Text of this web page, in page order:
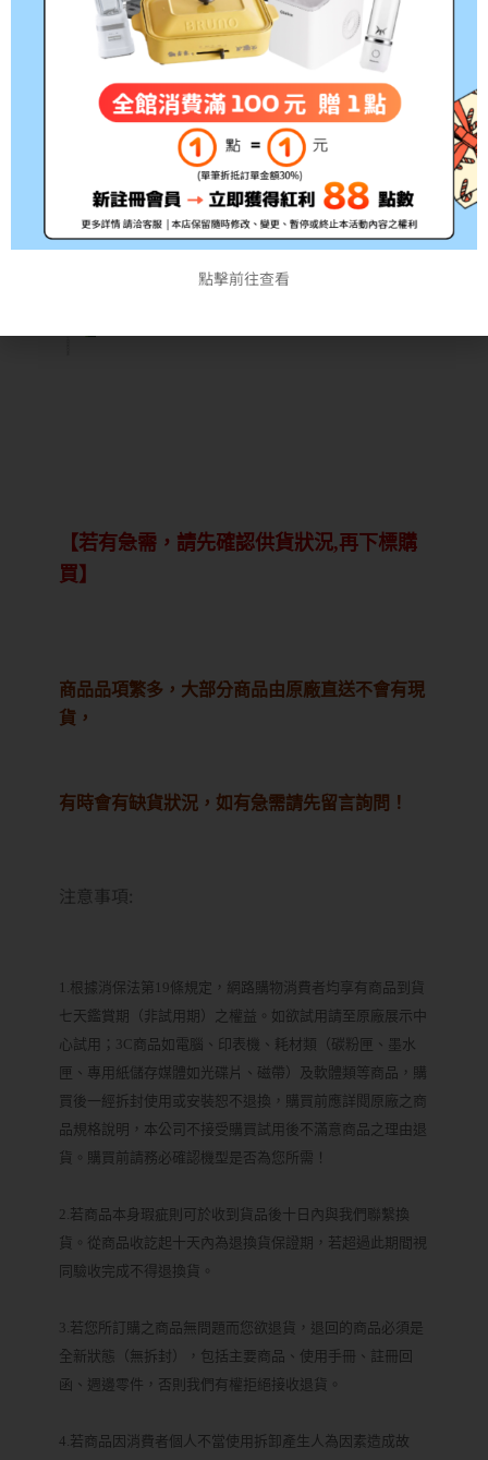
【若有急需，請先確認供貨狀況,再下標購
買】
商品品項繁多，大部分商品由原廠直送不會有現
貨，
有時會有缺貨狀況，如有急需請先留言詢問！
注意事項:
1.根據消保法第19條規定，網路購物消費者均享有商品到貨
七天鑑賞期（非試用期）之權益。如欲試用請至原廠展示中
心試用；3C商品如電腦、印表機、耗材類（碳粉匣、墨水
匣、專用紙儲存媒體如光碟片、磁帶）及軟體類等商品，購
買後一經拆封使用或安裝恕不退換，購買前應詳閱原廠之商
品規格說明，本公司不接受購買試用後不滿意商品之理由退
貨。購買前請務必確認機型是否為您所需！
2.若商品本身瑕疵則可於收到貨品後十日內與我們聯繫換
貨。從商品收訖起十天內為退換貨保證期，若超過此期間視
同驗收完成不得退換貨。
3.若您所訂購之商品無問題而您欲退貨，退回的商品必須是
全新狀態（無拆封），包括主要商品、使用手冊、註冊回
函、週邊零件，否則我們有權拒絕接收退貨。
4.若商品因消費者個人不當使用拆卸產生人為因素造成故
點擊前往查看